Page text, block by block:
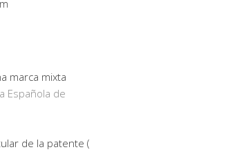
marca mixta
Española de
de la patente (